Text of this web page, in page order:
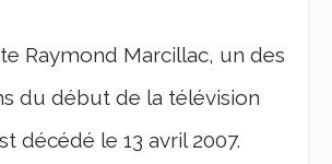
Raymond Marcillac, un des
du début de la télévision
décédé le 13 avril 2007.